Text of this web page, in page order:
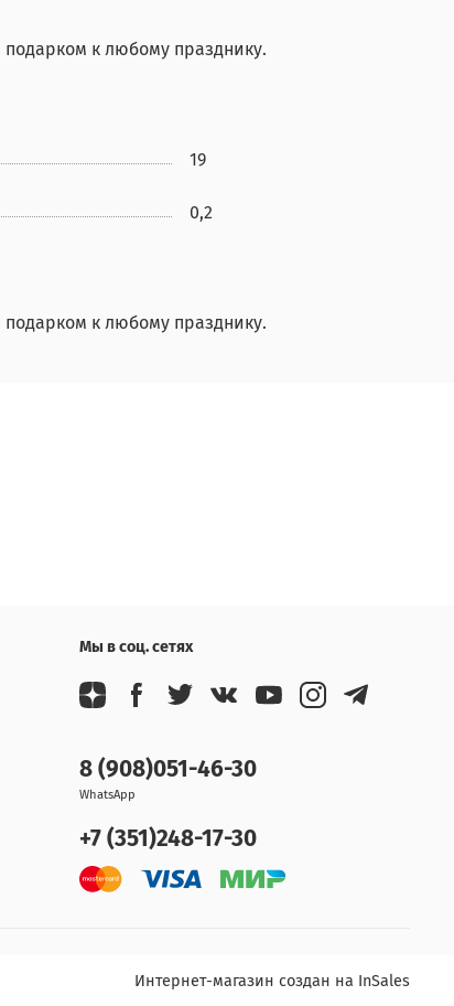
к любому празднику.
19
0,2
к любому празднику.
Мы в соц. сетях
8 (908)051-46-30
WhatsApp
+7 (351)248-17-30
Интернет-магазин создан на InSales